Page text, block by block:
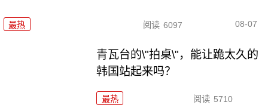
最热 阅读 6097 08-07
青瓦台的\"拍桌\"，能让跪太久的
韩国站起来吗？
最热 阅读 5710